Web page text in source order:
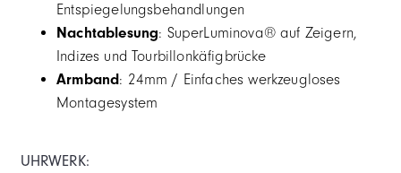
Entspiegelungsbehandlungen
Nachtablesung: SuperLuminova® auf Zeigern,
Indizes und Tourbillonkäfigbrücke
Armband: 24mm / Einfaches werkzeugloses
Montagesystem
UHRWERK: